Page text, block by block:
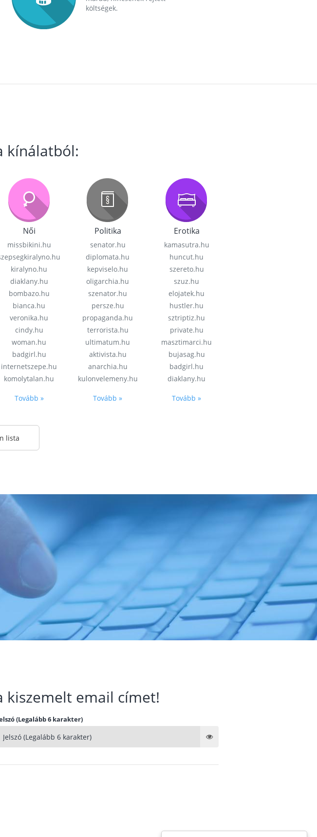
költségek.
kínálatból:
Női
missbikini.hu
kiralyno.hu
diaklany.hu
bombazo.hu
bianca.hu
veronika.hu
cindy.hu
woman.hu
badgirl.hu
internetszepe.hu
komolytalan.hu
Tovább »
Politika
senator.hu
diplomata.hu
kepviselo.hu
oligarchia.hu
szenator.hu
persze.hu
propaganda.hu
terrorista.hu
ultimatum.hu
aktivista.hu
anarchia.hu
kulonvelemeny.hu
Tovább »
Erotika
kamasutra.hu
huncut.hu
szereto.hu
szuz.hu
elojatek.hu
hustler.hu
sztriptiz.hu
private.hu
masztimarci.hu
bujasag.hu
badgirl.hu
diaklany.hu
Tovább »
lista
kiszemelt email címet!
(Legalább 6 karakter)